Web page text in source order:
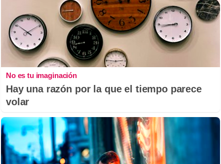
No es tu imaginación
Hay una razón por la que el tiempo parece
volar